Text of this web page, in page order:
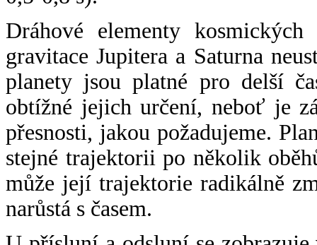
Dráhové elementy
gravitace Jupitera a Saturna
planety jsou platné pro delší
obtížné jejich určení, neboť je
přesnosti, jakou požadujeme.
stejné trajektorii po několik
může její trajektorie radikálně
narůstá s časem.